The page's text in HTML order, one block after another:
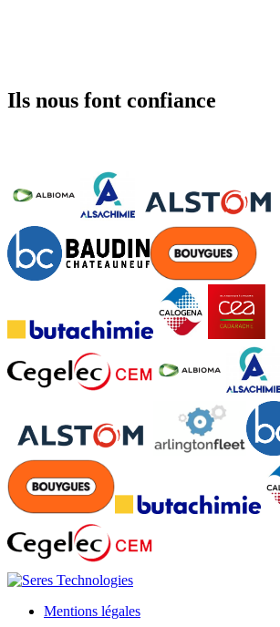
Ils nous font confiance
Mentions légales